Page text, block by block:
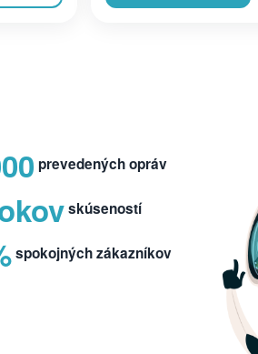
prevedených opráv
skúseností
spokojných zákazníkov